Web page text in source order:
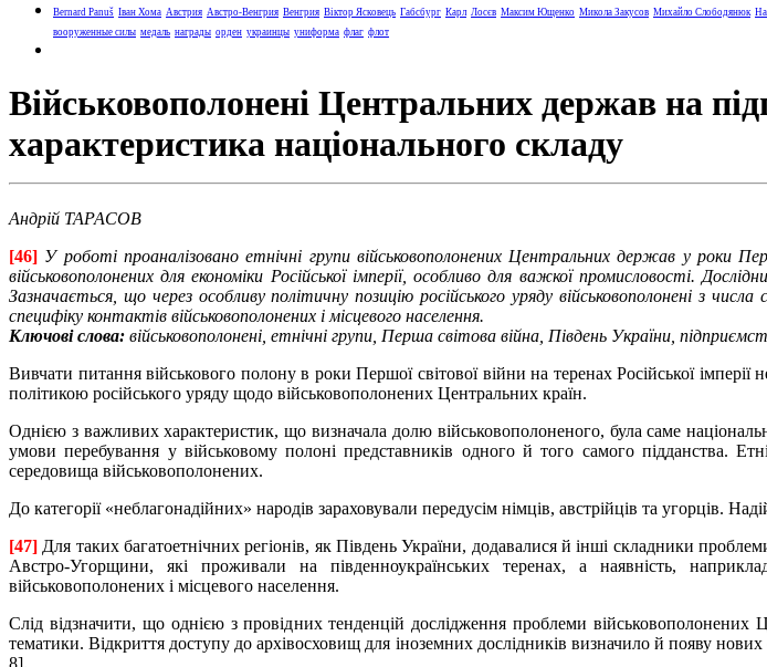
Bernard Panuš Іван Хома Австрия Австро-Венгрия Венгрия Віктор Ясковець Габсбург Карл Лосєв Максим Ющенко Микола Закусов Михайло Слободянюк
вооруженные силы медаль награды орден украинцы униформа флаг флот
Військовополонені Центральних держав на
характеристика національного складу
Андрій ТАРАСОВ
[46] У роботі проаналізовано етнічні групи військовополонених Центральних держав у роки
військовополонених для економіки Російської імперії, особливо для важкої промисловості.
Зазначається, що через особливу політичну позицію російського уряду військовополонені з
специфіку контактів військовополонених і місцевого населення.
Ключові слова: військовополонені, етнічні групи, Перша світова війна, Південь України,
Вивчати питання військового полону в роки Першої світової війни на теренах Російської
політикою російського уряду щодо військовополонених Центральних країн.
Однією з важливих характеристик, що визначала долю військовополоненого, була саме
умови перебування у військовому полоні представників одного й того самого підданства.
середовища військовополонених.
До категорії «неблагонадійних» народів зараховували передусім німців, австрійців та угорців.
[47] Для таких багатоетнічних регіонів, як Південь України, додавалися й інші складники
Австро-Угорщини, які проживали на південноукраїнських теренах, а наявність,
військовополонених і місцевого населення.
Слід відзначити, що однією з провідних тенденцій дослідження проблеми військовополонених
тематики. Відкриття доступу до архівосховищ для іноземних дослідників визначило й появу
8].